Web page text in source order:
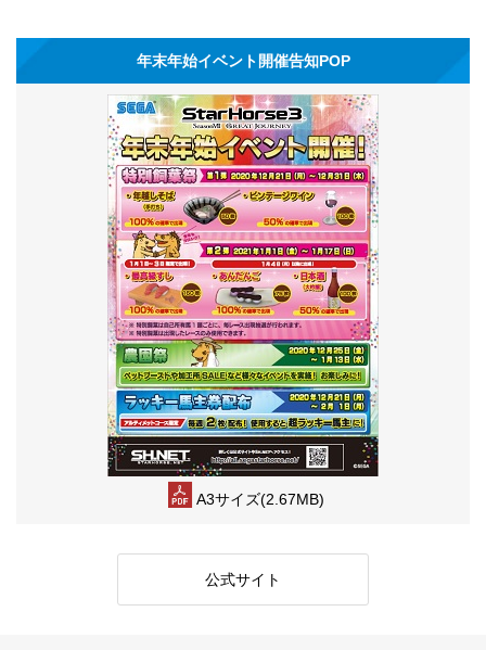
年末年始イベント開催告知POP
A3サイズ(2.67MB)
公式サイト